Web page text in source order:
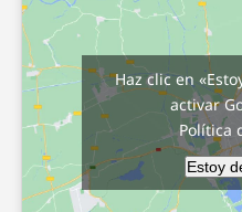
Haz clic en
activar
Política
Estoy